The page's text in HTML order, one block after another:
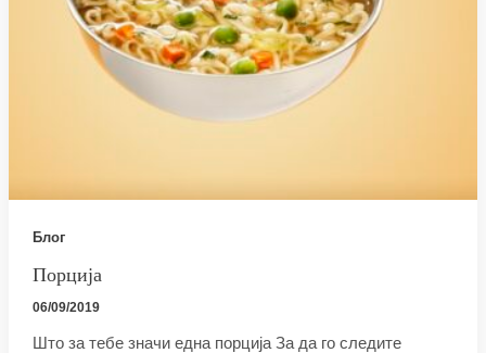
Блог
Порција
06/09/2019
Што за тебе значи една порција За да го следите